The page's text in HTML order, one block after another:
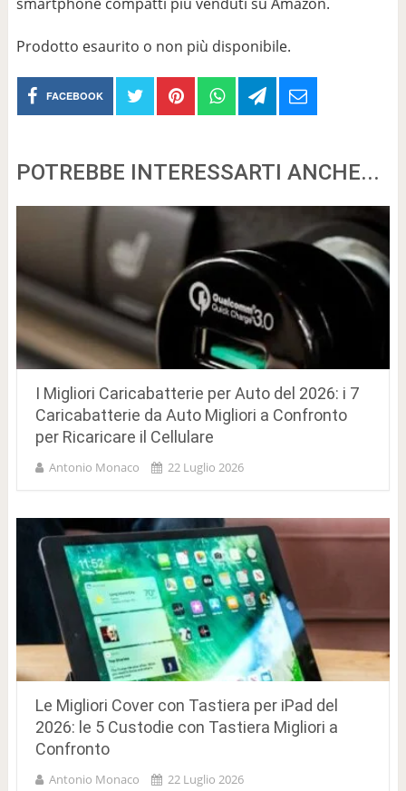
Prodotto esaurito o non più disponibile.
FACEBOOK
POTREBBE INTERESSARTI ANCHE...
I Migliori Caricabatterie per Auto del 2026: i 7
Caricabatterie da Auto Migliori a Confronto
per Ricaricare il Cellulare
Antonio Monaco 22 Luglio 2026
Le Migliori Cover con Tastiera per iPad del
2026: le 5 Custodie con Tastiera Migliori a
Confronto
Antonio Monaco 22 Luglio 2026